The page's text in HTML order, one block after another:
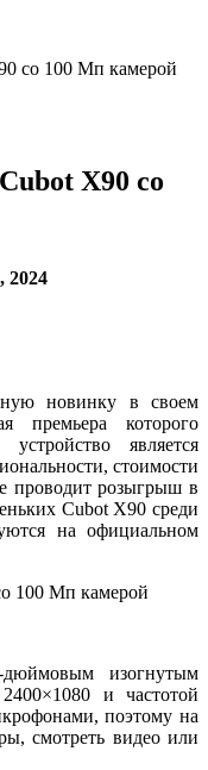
со 100 Мп камерой
X90 со
2024
новинку в своем
премьера которого
является
стоимости
проводит розыгрыш в
Cubot X90 среди
на официальном
дюймовым изогнутым
и частотой
поэтому на
смотреть видео или